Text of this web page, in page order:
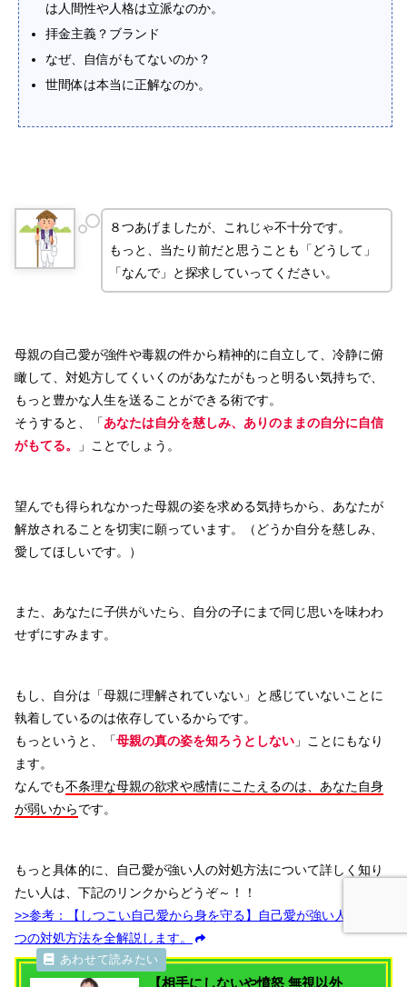
は人間性や人格は立派なのか。
拝金主義？ブランド
なぜ、自信がもてないのか？
世間体は本当に正解なのか。
８つあげましたが、これじゃ不十分です。
もっと、当たり前だと思うことも「どうして」
「なんで」と探求していってください。
母親の自己愛が強件や毒親の件から精神的に自立して、冷静に俯
瞰して、対処方してくいくのがあなたがもっと明るい気持ちで、
もっと豊かな人生を送ることができる術です。
そうすると、「あなたは自分を慈しみ、ありのままの自分に自信
がもてる。
」ことでしょう。
望んでも得られなかった母親の姿を求める気持ちから、あなたが
解放されることを切実に願っています。（どうか自分を慈しみ、
愛してほしいです。）
また、あなたに子供がいたら、自分の子にまで同じ思いを味わわ
せずにすみます。
もし、自分は「母親に理解されていない」と感じていないことに
執着しているのは依存しているからです。
もっというと、「母親の真の姿を知ろうとしない 」ことにもなり
ます。
なんでも不条理な母親の欲求や感情にこたえるのは、あなた自身
が弱いからです。
もっと具体的に、自己愛が強い人の対処方法について詳しく知り
たい人は、下記のリンクからどうぞ～！！
>>参考：【しつこい自己愛から身を守る】自己愛が強い人への11
つの対処方法を全解説します。
【相手にしないや憤怒 無視以外